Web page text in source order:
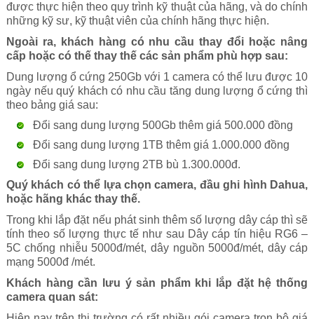
được thực hiện theo quy trình kỹ thuật của hãng, và do chính
những kỹ sư, kỹ thuật viên của chính hãng thực hiện.
Ngoài ra, khách hàng có nhu cầu thay đổi hoặc nâng
cấp hoặc có thế thay thế các sản phẩm phù hợp sau:
Dung lượng ổ cứng 250Gb với 1 camera có thể lưu được 10
ngày nếu quý khách có nhu cầu tăng dung lượng ổ cứng thì
theo bảng giá sau:
Đổi sang dung lượng 500Gb thêm giá 500.000 đồng
Đổi sang dung lượng 1TB thêm giá 1.000.000 đồng
Đổi sang dung lượng 2TB bù 1.300.000đ.
Quý khách có thể lựa chọn camera, đầu ghi hình Dahua,
hoặc hãng khác thay thế.
Trong khi lắp đặt nếu phát sinh thêm số lượng dây cáp thì sẽ
tính theo số lượng thực tế như sau Dây cáp tín hiệu RG6 –
5C chống nhiễu 5000đ/mét, dây nguồn 5000đ/mét, dây cáp
mạng 5000đ /mét.
Khách hàng cần lưu ý sản phẩm khi lắp đặt hệ thống
camera quan sát: